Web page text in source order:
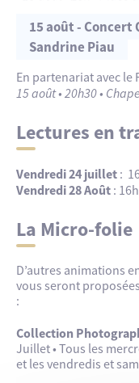
15 août - Concert
Sandrine Piau
En partenariat avec le
15 août • 20h30 •
Lectures en
Vendredi 24 juillet :
Vendredi 28 Août :
La Micro-folie
D’autres animations
vous seront
:
Collection
Juillet • Tous les
et les vendredis et